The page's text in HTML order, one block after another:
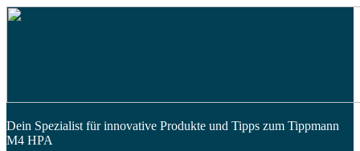
Dein Spezialist für innovative Produkte und Tipps zum Tippmann
M4 HPA